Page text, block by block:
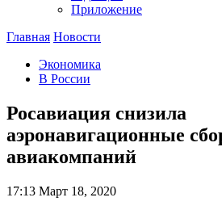
Приложение
Главная Новости
Экономика
В России
Росавиация снизила
аэронавигационные
авиакомпаний
17:13 Март 18, 2020